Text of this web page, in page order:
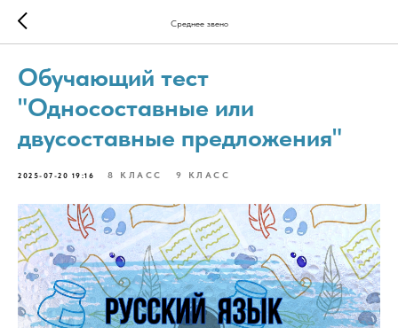
Среднее звено
Обучающий тест
"Односоставные или
двусоставные предложения"
2025-07-20 19:16 8 КЛАСС 9 КЛАСС